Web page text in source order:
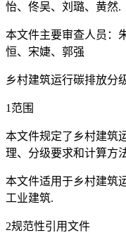
怡、佟吴、刘璐、黄然.
本文件主要审查人员：
恒、宋婕、郭强
乡村建筑运行碳排放分
1范围
本文件规定了乡村建筑
理、分级要求和计算方
本文件适用于乡村建筑
工业建筑.
2规范性引用文件